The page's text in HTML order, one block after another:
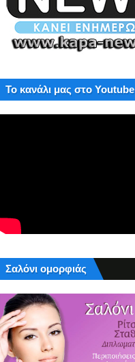
Το κανάλι μας στο Youtube
Σαλόνι ομορφιάς